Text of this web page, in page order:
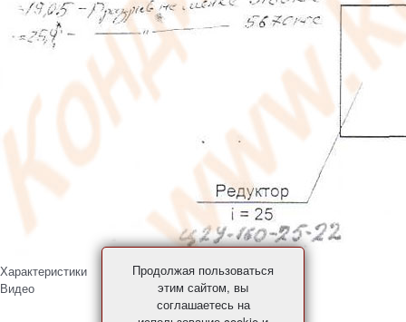
Характеристики
Видео
Продолжая пользоваться
этим сайтом, вы
соглашаетесь на